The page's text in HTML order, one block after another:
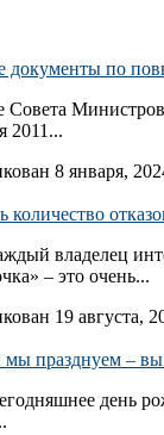
документы по
Совета
2011...
8 января,
количество
владелец
– это очень...
19 августа,
мы празднуем –
день